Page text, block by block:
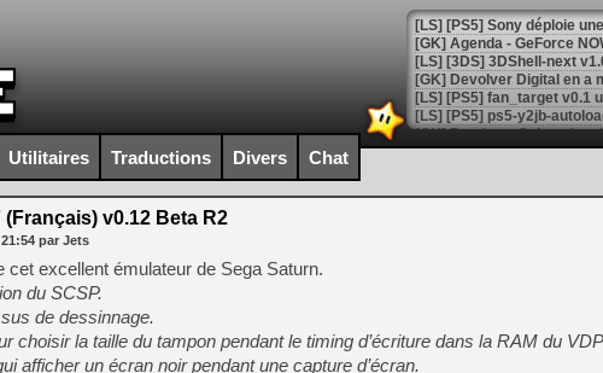
[GK] Agenda - GeForce
[GK] Devolver Digital en a
[LS] [PS5] ps5-y2jb-
[GK] Pourquoi Marvel
[GK] Test : Restory : Chill
[GK] GTA 6 : Rockstar
[GK] Hot Wheels Infinite
[GK] Mémoire cash -
[GK] Résultats Nintendo :
[GK] Déjà des
[Mo5] Brickboy cherche à
[GK] Minecraft et ses «
[GK] Beast of
Utilitaires Traductions Divers Chat
(Français) v0.12 Beta R2
21:54 par Jets
cet excellent émulateur de Sega Saturn.
du SCSP.
de dessinnage.
choisir la taille du tampon pendant le timing d’écriture dans la RAM du
afficher un écran noir pendant une capture d’écran.